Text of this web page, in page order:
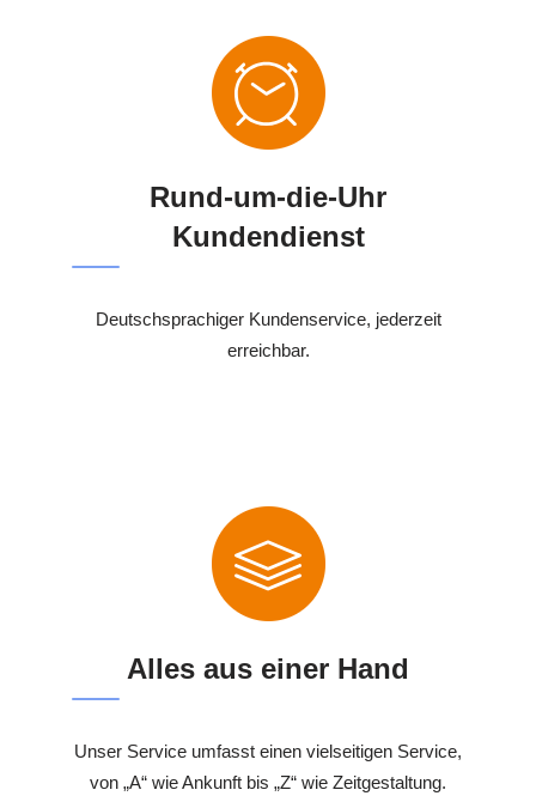
Rund-um-die-Uhr
Kundendienst
Deutschsprachiger Kundenservice, jederzeit
erreichbar.
Alles aus einer Hand
Unser Service umfasst einen vielseitigen Service,
von „A“ wie Ankunft bis „Z“ wie Zeitgestaltung.